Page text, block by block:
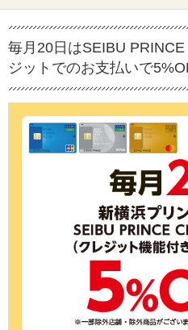
毎月20日はSEIBU
ジットでのお支払いで